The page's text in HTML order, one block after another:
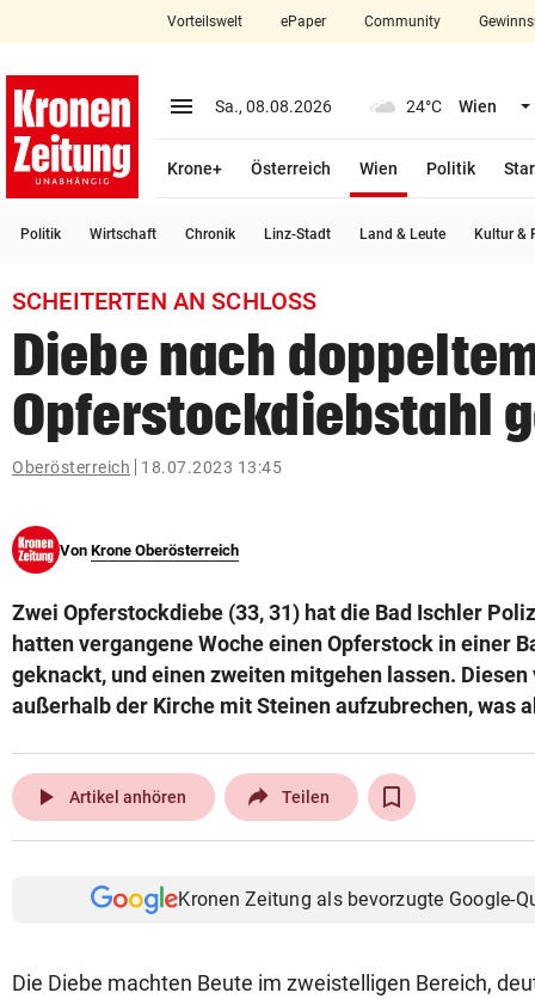
closeSchließen
account_circle Anmelden
arrow_right
bookmark
search
Suchbegriff
eingeben
© Krone Multimedia GmbH & Co KG 2026
Vorteilswelt ePaper Community
menu Menü aufklappen
Sa., 08.08.2026 24°C Wien
Krone+ Österreich Wien
Politik
Politik Wirtschaft Chronik Linz-Stadt Land & Leute Kultur &
SCHEITERTEN AN SCHLOSS
Diebe nach
Opferstockdiebstahl
Oberösterreich 18.07.2023 13:45
Von Krone Oberösterreich
Zwei Opferstockdiebe (33, 31) hat die Bad Ischler
hatten vergangene Woche einen Opferstock in einer
geknackt, und einen zweiten mitgehen lassen.
außerhalb der Kirche mit Steinen aufzubrechen, was
play_arrow Artikel anhören Teilen
Kronen Zeitung als bevorzugte Google-
Die Diebe machten Beute im zweistelligen Bereich,